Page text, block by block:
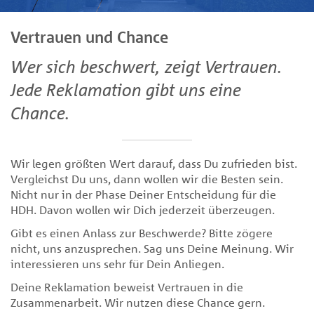
Vertrauen und Chance
Wer sich beschwert, zeigt Vertrauen.
Jede Reklamation gibt uns eine
Chance.
Wir legen größten Wert darauf, dass Du zufrieden bist.
Vergleichst Du uns, dann wollen wir die Besten sein.
Nicht nur in der Phase Deiner Entscheidung für die
HDH. Davon wollen wir Dich jederzeit überzeugen.
Gibt es einen Anlass zur Beschwerde? Bitte zögere
nicht, uns anzusprechen. Sag uns Deine Meinung. Wir
interessieren uns sehr für Dein Anliegen.
Deine Reklamation beweist Vertrauen in die
Zusammenarbeit. Wir nutzen diese Chance gern.